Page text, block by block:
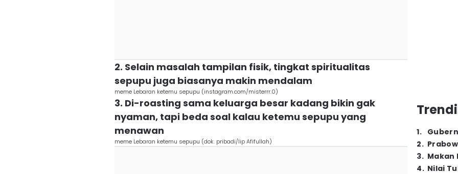
2. Selain masalah tampilan fisik, tingkat spiritualitas
sepupu juga biasanya makin mendalam
meme Lebaran ketemu sepupu (instagram.com/misterrr.0)
3. Di-roasting sama keluarga besar kadang bikin gak
nyaman, tapi beda soal kalau ketemu sepupu yang
menawan
meme Lebaran ketemu sepupu (dok. pribadi/Iip Afifullah)
1.
2.
3. Makan
4. Nilai